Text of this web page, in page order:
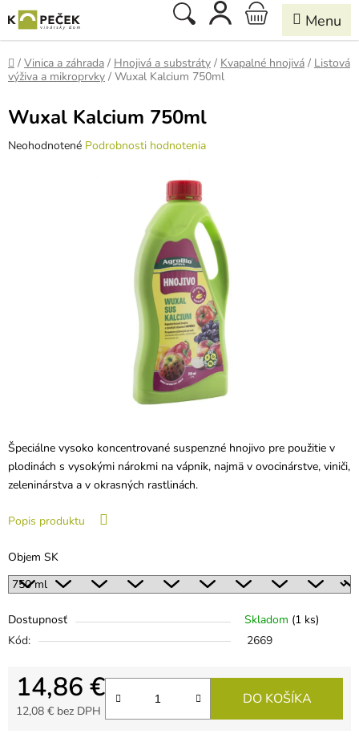
na
obsah
Hľadať
NÁKUPNÝ
KOŠÍK
Domov
/ Vinica a záhrada / Hnojivá a substráty / Kvapalné hnojivá / Listová
výživa a mikroprvky / Wuxal Kalcium 750ml
Špeciálne vysoko koncentrované suspenzné hnojivo pre použitie v
plodinách s vysokými nárokmi na vápnik, najmä v ovocinárstve, viniči,
zeleninárstva a v okrasných rastlinách.
Popis produktu
Objem SK
Dostupnosť Skladom (1 ks)
Kód:
2669
14,86 €
12,08 € bez DPH
DO KOŠÍKA
Wuxal Kalcium 750ml
Priemerné
Neohodnotené Podrobnosti hodnotenia